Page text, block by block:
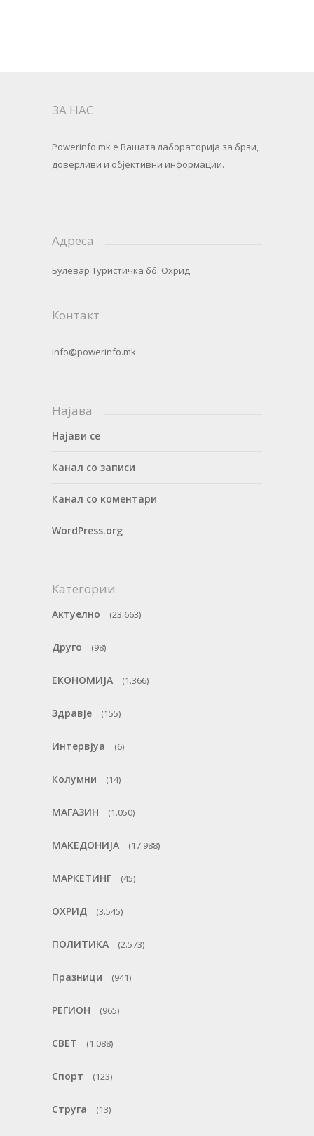
ЗА НАС
Powerinfo.mk e Вашата лабораторија за брзи,
доверливи и објективни информации.
Адреса
Булевар Туристичка бб. Охрид
Контакт
info@powerinfo.mk
Најава
Најави се
Канал со записи
Канал со коментари
WordPress.org
Категории
Актуелно (23.663)
Друго (98)
ЕКОНОМИЈА (1.366)
Здравје (155)
Интервјуа (6)
Колумни (14)
МАГАЗИН (1.050)
МАКЕДОНИЈА (17.988)
МАРКЕТИНГ (45)
ОХРИД (3.545)
ПОЛИТИКА (2.573)
Празници (941)
РЕГИОН (965)
СВЕТ (1.088)
Спорт (123)
Струга (13)